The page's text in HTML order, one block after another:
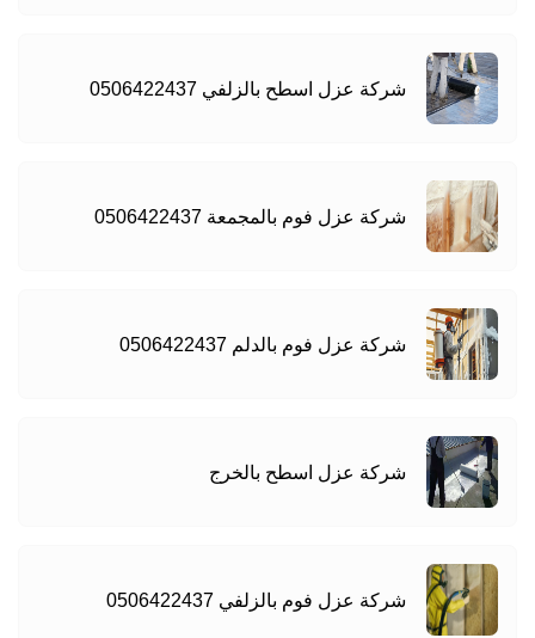
شركة عزل اسطح بالزلفي 0506422437
شركة عزل فوم بالمجمعة 0506422437
شركة عزل فوم بالدلم 0506422437
شركة عزل اسطح بالخرج
شركة عزل فوم بالزلفي 0506422437